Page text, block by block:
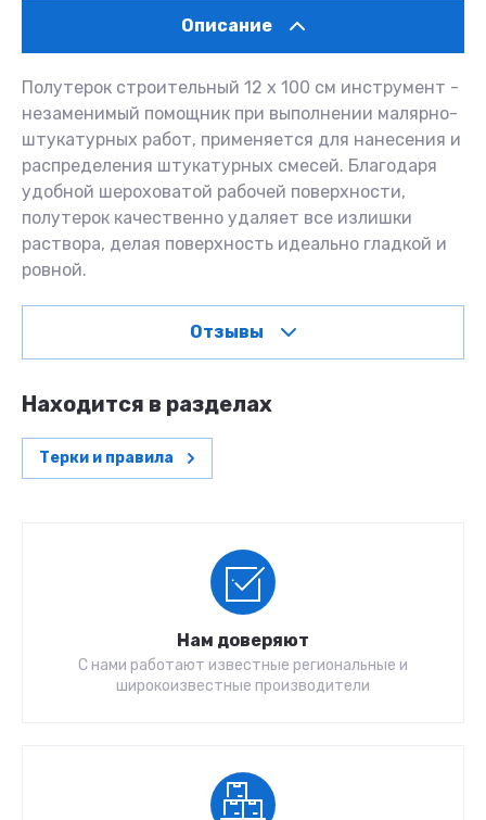
Описание
Полутерок строительный 12 х 100 см инструмент -
незаменимый помощник при выполнении малярно-
штукатурных работ, применяется для нанесения и
распределения штукатурных смесей. Благодаря
удобной шероховатой рабочей поверхности,
полутерок качественно удаляет все излишки
раствора, делая поверхность идеально гладкой и
ровной.
Отзывы
Находится в разделах
Терки и правила
Нам доверяют
С нами работают известные региональные и
широкоизвестные производители